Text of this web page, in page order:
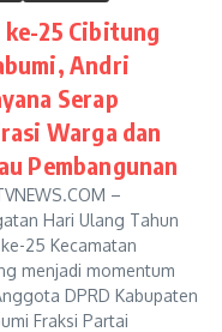
ke-25 Cibitung
Andri
Serap
Warga dan
Pembangunan
–
Hari Ulang Tahun
25 Kecamatan
menjadi momentum
DPRD Kabupaten
Fraksi Partai